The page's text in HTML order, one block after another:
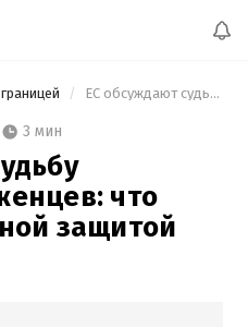
ЕС обсуждают судьбу украинских беженцев: что будет с временной защитой
3 мин
что
защитой